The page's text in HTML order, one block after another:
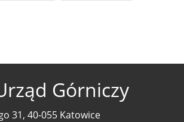
Górniczy
31, 40-055 Katowice